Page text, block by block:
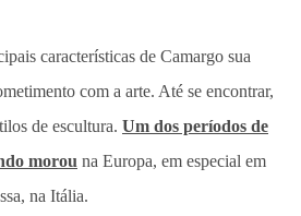
características de Camargo sua
com a arte. Até se encontrar,
de escultura. Um dos períodos de
morou na Europa, em especial em
na Itália.